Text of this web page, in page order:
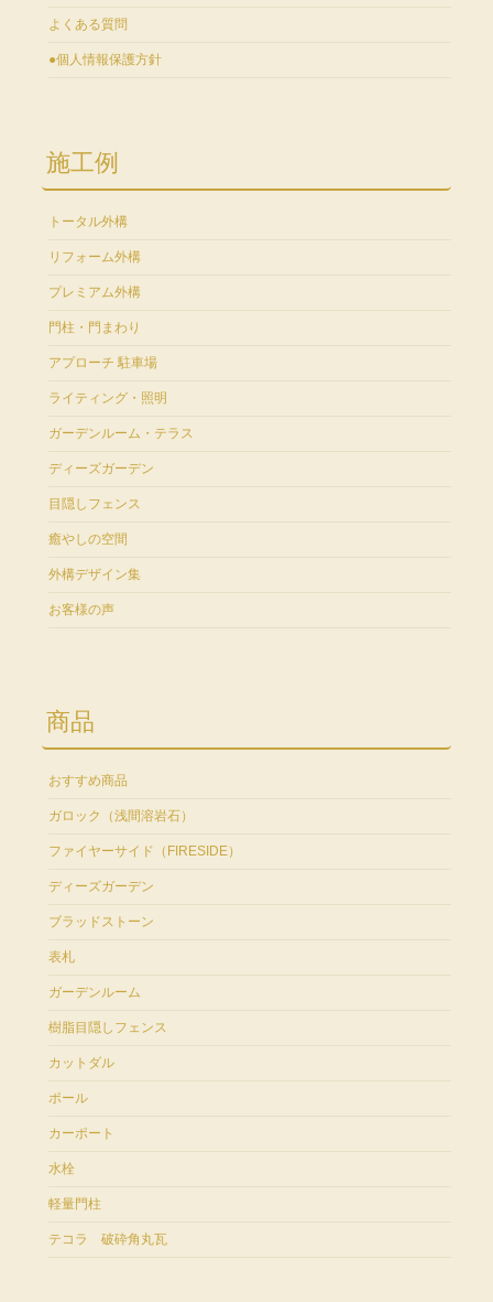
よくある質問
●個人情報保護方針
施工例
トータル外構
リフォーム外構
プレミアム外構
門柱・門まわり
アプローチ 駐車場
ライティング・照明
ガーデンルーム・テラス
ディーズガーデン
目隠しフェンス
癒やしの空間
外構デザイン集
お客様の声
商品
おすすめ商品
ガロック（浅間溶岩石）
ファイヤーサイド（FIRESIDE）
ディーズガーデン
ブラッドストーン
表札
ガーデンルーム
樹脂目隠しフェンス
カットダル
ポール
カーポート
水栓
軽量門柱
テコラ 破砕角丸瓦